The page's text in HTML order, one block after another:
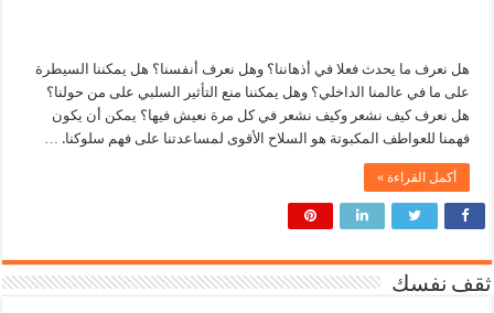
هل نعرف ما يحدث فعلا في أذهاننا؟ وهل نعرف أنفسنا؟ هل يمكننا السيطرة
على ما في عالمنا الداخلي؟ وهل يمكننا منع التأثير السلبي على من حولنا؟
هل نعرف كيف نشعر وكيف نشعر في كل مرة نعيش فيها؟ يمكن أن يكون
فهمنا للعواطف المكبوتة هو السلاح الأقوى لمساعدتنا على فهم سلوكنا. …
أكمل القراءة »
ثقف نفسك